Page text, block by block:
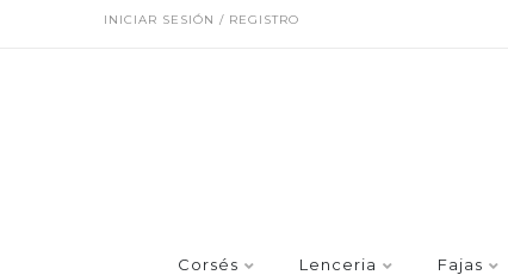
INICIAR SESIÓN / REGISTRO
Corsés Lenceria Fajas